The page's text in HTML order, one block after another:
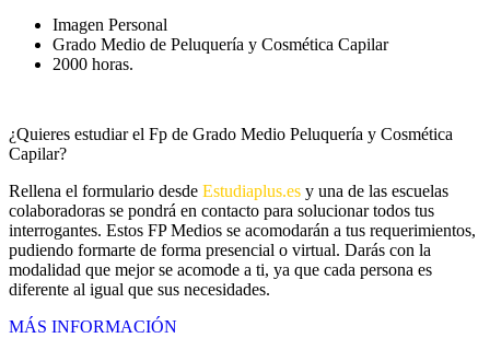
Imagen Personal
Grado Medio de Peluquería y Cosmética Capilar
2000 horas.
¿Quieres estudiar el Fp de Grado Medio Peluquería y Cosmética
Capilar?
Rellena el formulario desde Estudiaplus.es y una de las escuelas
colaboradoras se pondrá en contacto para solucionar todos tus
interrogantes. Estos FP Medios se acomodarán a tus requerimientos,
pudiendo formarte de forma presencial o virtual. Darás con la
modalidad que mejor se acomode a ti, ya que cada persona es
diferente al igual que sus necesidades.
MÁS INFORMACIÓN